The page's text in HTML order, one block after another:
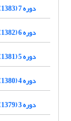
دوره 7 (1383)
دوره 6 (1382)
دوره 5 (1381)
دوره 4 (1380)
دوره 3 (1379)